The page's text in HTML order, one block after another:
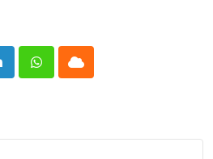
WhatsappCloud